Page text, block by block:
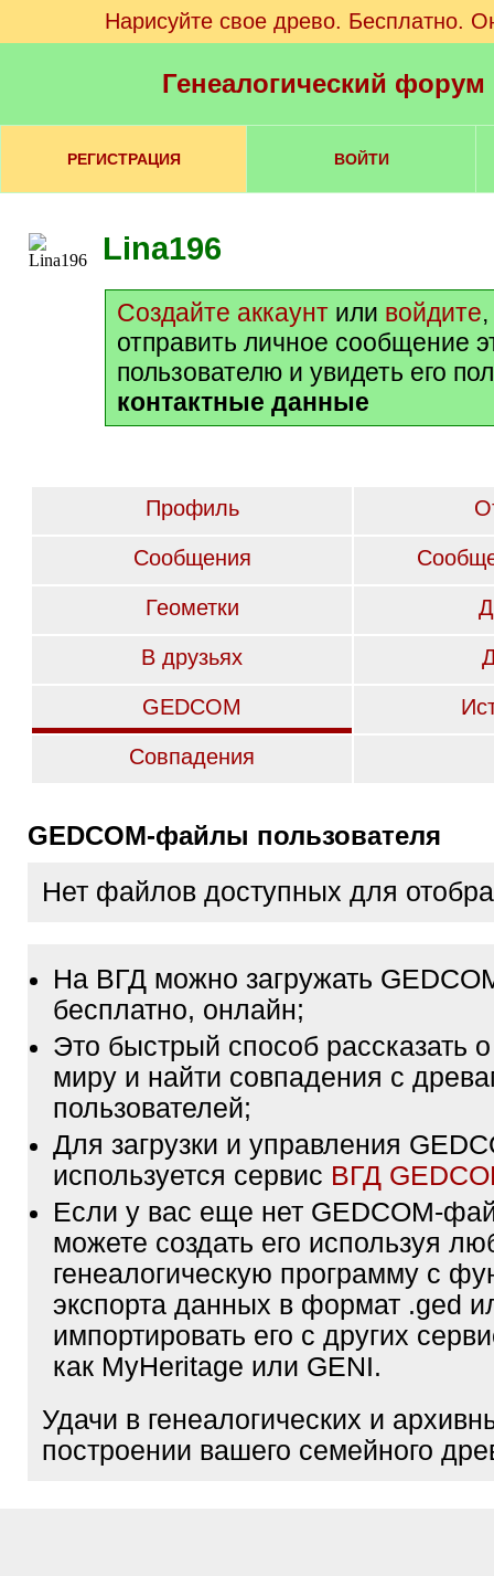
Нарисуйте свое древо. Бесплатно.
Генеалогический
РЕГИСТРАЦИЯ ВОЙТИ
Lina196
Создайте аккаунт или войдите
отправить личное сообщение
пользователю и увидеть его
контактные данные
Профиль
Сообщения
Геометки
В друзьях
GEDCOM
Совпадения
GEDCOM-файлы пользователя
Нет файлов доступных для
На ВГД можно загружать
бесплатно, онлайн;
Это быстрый способ рассказать
миру и найти совпадения с
пользователей;
Для загрузки и управления
используется сервис ВГД
Если у вас еще нет GEDCOM-
можете создать его используя
генеалогическую программу с
экспорта данных в формат .ged
импортировать его с других
как MyHeritage или GENI.
Удачи в генеалогических и
построении вашего семейного